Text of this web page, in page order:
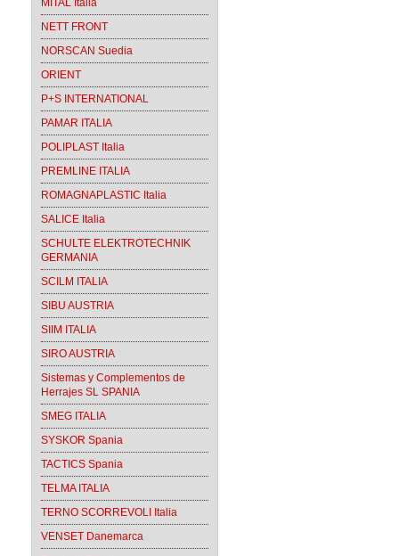
MITAL Italia
NETT FRONT
NORSCAN Suedia
ORIENT
P+S INTERNATIONAL
PAMAR ITALIA
POLIPLAST Italia
PREMLINE ITALIA
ROMAGNAPLASTIC Italia
SALICE Italia
SCHULTE ELEKTROTECHNIK
GERMANIA
SCILM ITALIA
SIBU AUSTRIA
SIIM ITALIA
SIRO AUSTRIA
Sistemas y Complementos de
Herrajes SL SPANIA
SMEG ITALIA
SYSKOR Spania
TACTICS Spania
TELMA ITALIA
TERNO SCORREVOLI Italia
VENSET Danemarca